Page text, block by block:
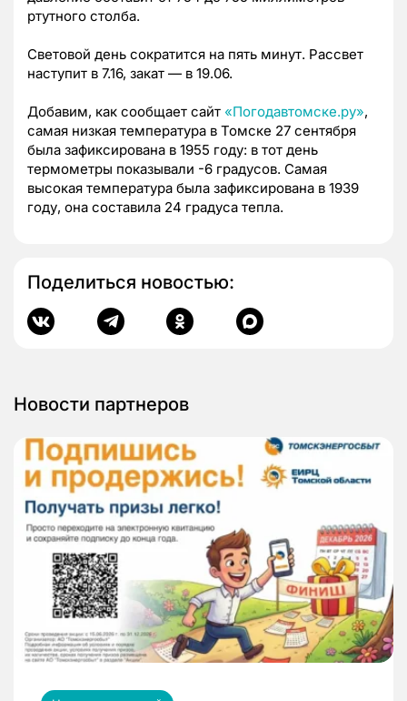
ртутного столба.
Световой день сократится на пять минут. Рассвет
наступит в 7.16, закат — в 19.06.
Добавим, как сообщает сайт «Погодавтомске.ру»,
самая низкая температура в Томске 27 сентября
была зафиксирована в 1955 году: в тот день
термометры показывали -6 градусов. Самая
высокая температура была зафиксирована в 1939
году, она составила 24 градуса тепла.
Поделиться новостью:
Новости партнеров